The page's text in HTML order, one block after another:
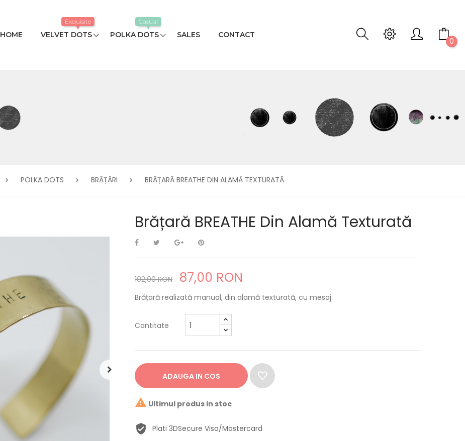
HOME VELVET DOTS
Exquisite
POLKA DOTS
Casual
SALES CONTACT
0
POLKA DOTS BRĂȚĂRI BRĂȚARĂ BREATHE DIN ALAMĂ TEXTURATĂ
Brățară BREATHE Din Alamă Texturată
102,00 RON 87,00 RON
Brățară realizată manual, din alamă texturată, cu mesaj.
Cantitate
ADAUGA IN COS
 Ultimul produs in stoc
Plati 3DSecure Visa/Mastercard